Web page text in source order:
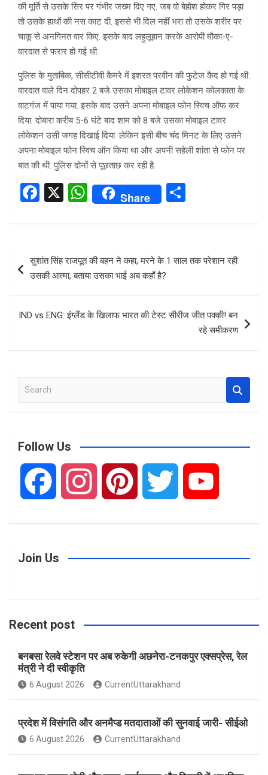
की मूर्ति से उसके सिर पर गंभीर जख्म दिए गए. जब वो बेहोश होकर गिर पड़ा
तो उसके हाथों की नस काट दी. इससे भी दिल नहीं भरा तो उसके शरीर पर
चाकू से अनगिनत वार किए. इसके बाद लहुलूहान करके आरोपी मौका-ए-
वारदात से फरार हो गई थी.
पुलिस के मुताबिक, सीसीटीवी कैमरे में इशरत परवीन की फुटेज कैद हो गई थी.
वारदात वाले दिन दोपहर 2 बजे उसका मोबाइल टावर लोकेशन कोलकाता के
वाटगंज में पाया गया. इसके बाद उसने अपना मोबाइल फोन स्विच ऑफ कर
दिया. दोबारा करीब 5-6 घंटे बाद शाम को 8 बजे उसका मोबाइल टावर
लोकेशन उसी जगह दिखाई दिया. लेकिन इसी बीच चंद मिनट के लिए उसने
अपना मोबाइल फोन स्विच ऑन किया था और अपनी सहेली शांता से फोन पर
बात की थी. पुलिस दोनों से पूछताछ कर रही है.
F
ce
b
o
k
X
W
h
at
s
A
p
Share
ar
navigation
सुशांत सिंह राजपूत की बहन ने कहा, मरने के 1 साल तक परेशान रही
उसकी आत्मा, बताया उसका भाई अब कहाँ है?
IND vs ENG: इंग्लैंड के खिलाफ भारत की टेस्ट सीरीज जीत पक्की! बन
रहे समीकरण
a
c
Follow Us
c
b
o
o
a
g
r
a
e
r
e
s
t
t
e
r
u
b
e
Join Us
Recent post
बनबसा रेलवे स्टेशन पर अब रुकेगी अछनेरा-टनकपुर एक्सप्रेस, रेल
मंत्री ने दी स्वीकृति
6 August 2026 CurrentUttarakhand
प्रदेश में विसंगति और अनमैप्ड मतदाताओं की सुनवाई जारी- सीईओ
6 August 2026 CurrentUttarakhand